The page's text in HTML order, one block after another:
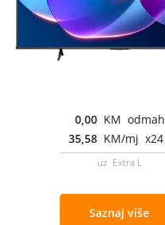
0,00 KM odmah
35,58 KM/mj x24
uz Extra L
Saznaj više